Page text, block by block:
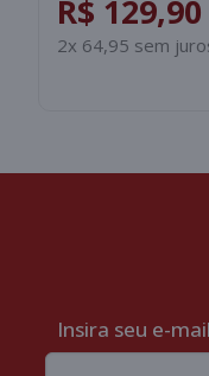
Insira seu e-